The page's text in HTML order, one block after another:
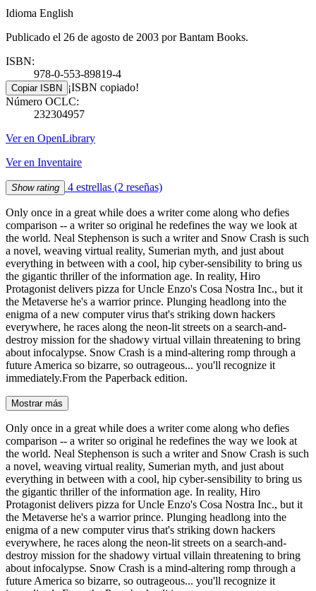
Idioma English
Publicado el 26 de agosto de 2003 por Bantam Books.
ISBN:
978-0-553-89819-4
Copiar ISBN ¡ISBN copiado!
Número OCLC:
232304957
Ver en OpenLibrary
Ver en Inventaire
Show rating 4 estrellas (2 reseñas)
Only once in a great while does a writer come along who defies
comparison -- a writer so original he redefines the way we look at
the world. Neal Stephenson is such a writer and Snow Crash is such
a novel, weaving virtual reality, Sumerian myth, and just about
everything in between with a cool, hip cyber-sensibility to bring us
the gigantic thriller of the information age. In reality, Hiro
Protagonist delivers pizza for Uncle Enzo's Cosa Nostra Inc., but it
the Metaverse he's a warrior prince. Plunging headlong into the
enigma of a new computer virus that's striking down hackers
everywhere, he races along the neon-lit streets on a search-and-
destroy mission for the shadowy virtual villain threatening to bring
about infocalypse. Snow Crash is a mind-altering romp through a
future America so bizarre, so outrageous... you'll recognize it
immediately.From the Paperback edition.
Mostrar más
Only once in a great while does a writer come along who defies
comparison -- a writer so original he redefines the way we look at
the world. Neal Stephenson is such a writer and Snow Crash is such
a novel, weaving virtual reality, Sumerian myth, and just about
everything in between with a cool, hip cyber-sensibility to bring us
the gigantic thriller of the information age. In reality, Hiro
Protagonist delivers pizza for Uncle Enzo's Cosa Nostra Inc., but it
the Metaverse he's a warrior prince. Plunging headlong into the
enigma of a new computer virus that's striking down hackers
everywhere, he races along the neon-lit streets on a search-and-
destroy mission for the shadowy virtual villain threatening to bring
about infocalypse. Snow Crash is a mind-altering romp through a
future America so bizarre, so outrageous... you'll recognize it